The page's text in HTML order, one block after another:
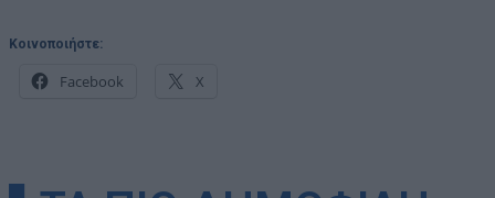
Κοινοποιήστε:
Facebook X